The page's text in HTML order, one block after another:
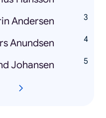
Andersen
Anundsen
Johansen